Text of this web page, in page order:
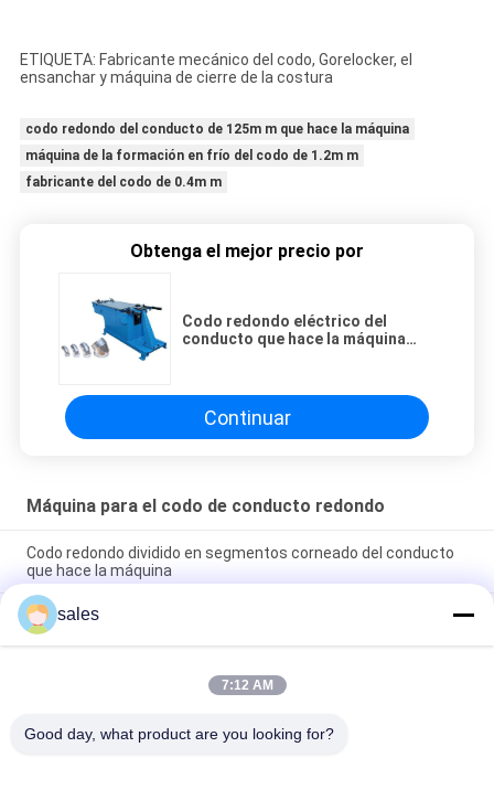
ETIQUETA: Fabricante mecánico del codo, Gorelocker, el
ensanchar y máquina de cierre de la costura
codo redondo del conducto de 125m m que hace la máquina
máquina de la formación en frío del codo de 1.2m m
fabricante del codo de 0.4m m
Obtenga el mejor precio por
Codo redondo eléctrico del
conducto que hace la máquina
Continuar
Máquina para el codo de conducto redondo
Codo redondo dividido en segmentos corneado del conducto
que hace la máquina
Codo redondo del conducto de la soldadora del codo del tubo
que hace la máquina
Codo redondo del conducto del tubo acanalado que hace la
hoja de acero del SOLDADO ENROLLADO EN EL EJÉRCITO de la
sales
7:12 AM
Good day, what product are you looking for?